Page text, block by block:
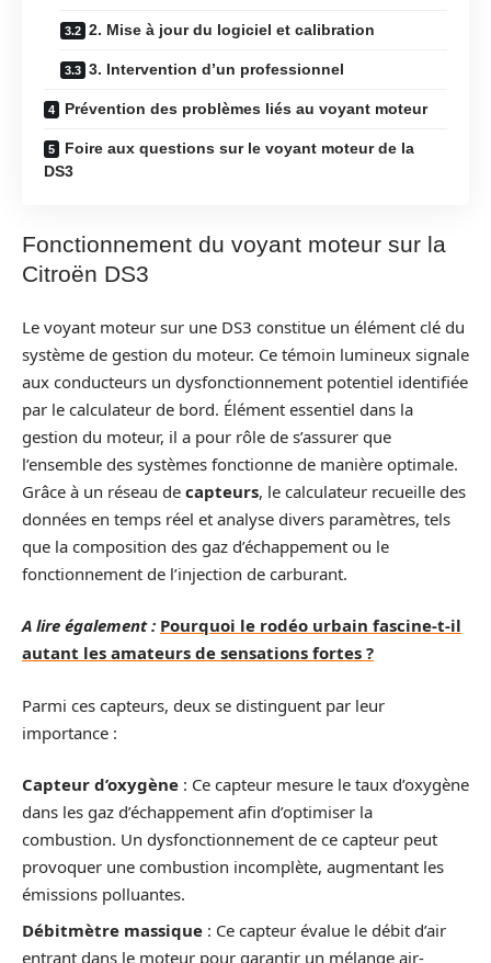
2. Mise à jour du logiciel et calibration
3. Intervention d’un professionnel
Prévention des problèmes liés au voyant moteur
Foire aux questions sur le voyant moteur de la
DS3
Fonctionnement du voyant moteur sur la
Citroën DS3
Le voyant moteur sur une DS3 constitue un élément clé du
système de gestion du moteur. Ce témoin lumineux signale
aux conducteurs un dysfonctionnement potentiel identifiée
par le calculateur de bord. Élément essentiel dans la
gestion du moteur, il a pour rôle de s’assurer que
l’ensemble des systèmes fonctionne de manière optimale.
Grâce à un réseau de capteurs, le calculateur recueille des
données en temps réel et analyse divers paramètres, tels
que la composition des gaz d’échappement ou le
fonctionnement de l’injection de carburant.
A lire également : Pourquoi le rodéo urbain fascine-t-il
autant les amateurs de sensations fortes ?
Parmi ces capteurs, deux se distinguent par leur
importance :
Capteur d’oxygène : Ce capteur mesure le taux d’oxygène
dans les gaz d’échappement afin d’optimiser la
combustion. Un dysfonctionnement de ce capteur peut
provoquer une combustion incomplète, augmentant les
émissions polluantes.
Débitmètre massique : Ce capteur évalue le débit d’air
entrant dans le moteur pour garantir un mélange air-